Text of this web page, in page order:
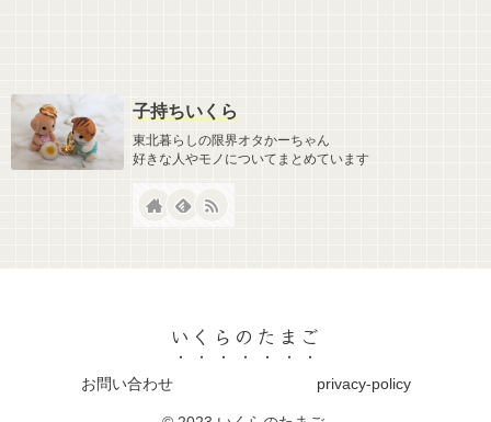
子持ちいくら
東北暮らしの限界オタかーちゃん
好きな人やモノについてまとめています
いくらのたまご
お問い合わせ privacy-policy